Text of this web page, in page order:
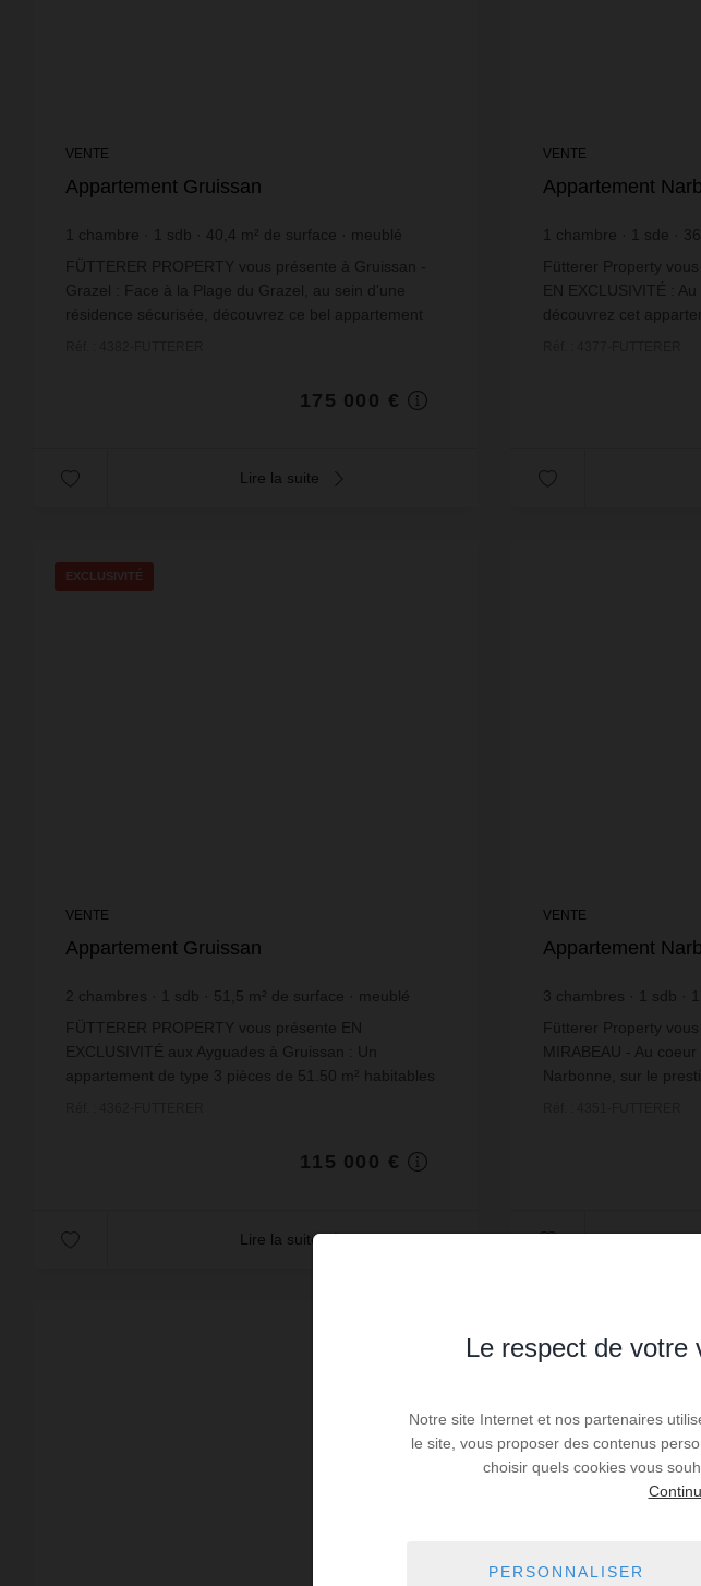
VENTE
Appartement Gruissan
chambre sdb 40,4 m² de surface
meublé
4 331,68 €prix / m²
FÜTTERER PROPERTY vous présente à Gruissan -
Grazel : Face à la Plage du Grazel, au sein d'une
résidence sécurisée, découvrez ce bel appartement
175 000 €
Lire la suite
VENTE
Appartement
chambre sde 36
3 583,33 €
Fütterer Property
EN EXCLUSIVITÉ :
découvrez cet
EXCLUSIVITÉ
VENTE
Appartement Gruissan
2 chambres sdb 51,5 m² de surface
meublé
2 233,01 €prix / m²
FÜTTERER PROPERTY vous présente EN
EXCLUSIVITÉ aux Ayguades à Gruissan : Un
appartement de type 3 pièces de 51.50 m² habitables
115 000 €
Lire la suite
VENTE
Appartement
3 chambres sdb
meublé
Fütterer Property
MIRABEAU - Au
Narbonne, sur le
Le respect de votre
Notre site Internet et nos partenaires
le site, vous proposer des contenus
choisir quels cookies vous
PERSONNALISER